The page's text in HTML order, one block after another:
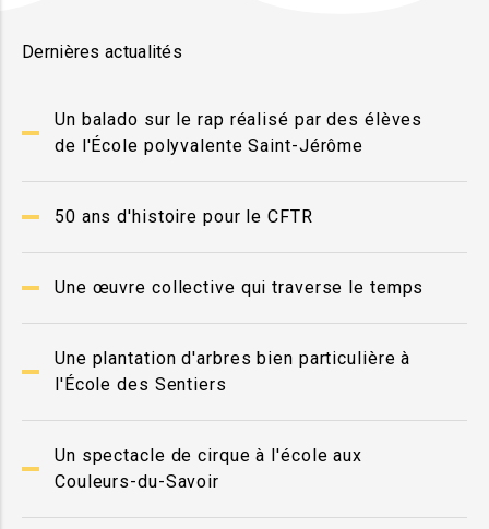
Dernières actualités
Un balado sur le rap réalisé par des élèves
de l'École polyvalente Saint-Jérôme
50 ans d'histoire pour le CFTR
Une œuvre collective qui traverse le temps
Une plantation d'arbres bien particulière à
l'École des Sentiers
Un spectacle de cirque à l'école aux
Couleurs-du-Savoir